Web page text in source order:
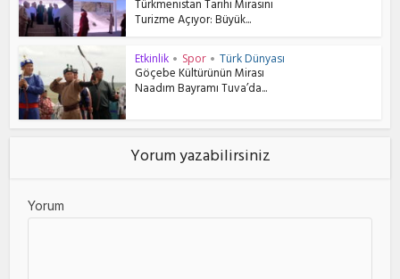
Türkmenistan Tarihi Mirasını
Turizme Açıyor: Büyük...
Etkinlik • Spor • Türk Dünyası
Göçebe Kültürünün Mirası
Naadım Bayramı Tuva’da...
Yorum yazabilirsiniz
Yorum